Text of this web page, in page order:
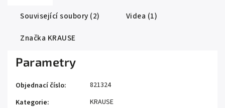
Související soubory (2)
Videa (1)
Značka KRAUSE
Parametry
Objednací číslo:
821324
Kategorie:
KRAUSE